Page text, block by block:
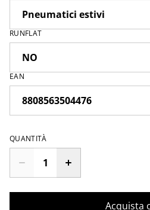
RUNFLAT
EAN
QUANTITÀ
Acquista